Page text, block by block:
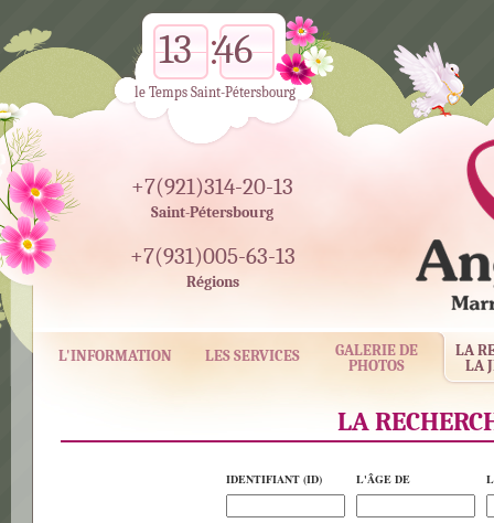
+7(921)314-20-13
Saint-Pétersbourg
+7(931)005-63-13
Régions
13 46
le Temps Saint-Pétersbourg
L'INFORMATION LES SERVICES
GALERIE DE
PHOTOS
LA
LA
LA
IDENTIFIANT (ID) L'ÂGE DE